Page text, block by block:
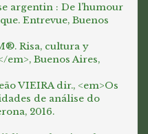
argentin : De l’humour
Entrevue, Buenos
Risa, cultura y
em>, Buenos Aires,
VIEIRA dir., <em>Os
de análise do
2016.